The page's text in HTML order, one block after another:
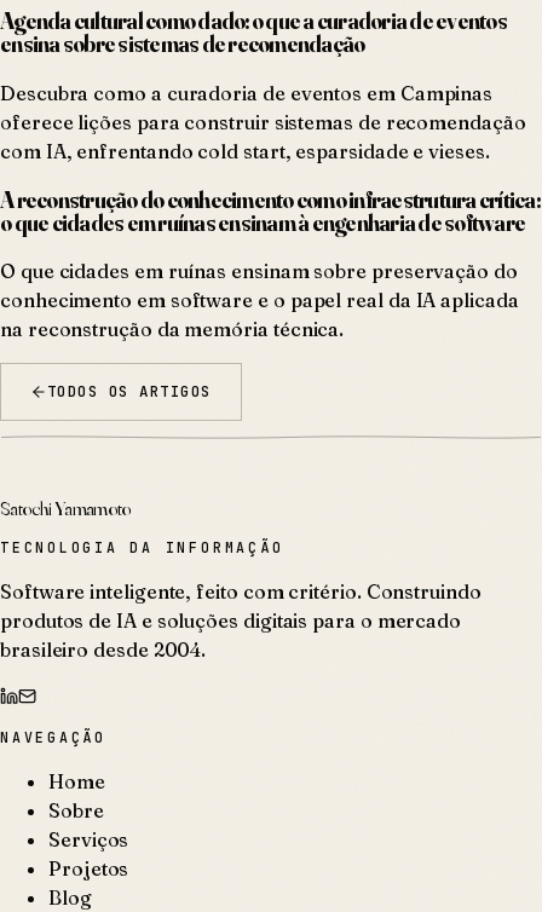
Agenda cultural como dado: o que a curadoria de eventos
ensina sobre sistemas de recomendação
Descubra como a curadoria de eventos em Campinas
oferece lições para construir sistemas de recomendação
com IA, enfrentando cold start, esparsidade e vieses.
A reconstrução do conhecimento como infraestrutura crítica:
o que cidades em ruínas ensinam à engenharia de software
O que cidades em ruínas ensinam sobre preservação do
conhecimento em software e o papel real da IA aplicada
na reconstrução da memória técnica.
TODOS OS ARTIGOS
Satochi Yamamoto
TECNOLOGIA DA INFORMAÇÃO
Software inteligente, feito com critério. Construindo
produtos de IA e soluções digitais para o mercado
brasileiro desde 2004.
NAVEGAÇÃO
Home
Sobre
Serviços
Projetos
Blog